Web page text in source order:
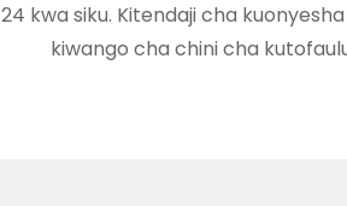
24 kwa siku. Kitendaji cha
kiwango cha chini cha